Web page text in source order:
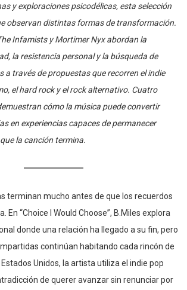
y exploraciones psicodélicas, esta selección
observan distintas formas de transformación.
Infamists y Mortimer Nyx abordan la
la resistencia personal y la búsqueda de
a través de propuestas que recorren el indie
el hard rock y el rock alternativo. Cuatro
cómo la música puede convertir
en experiencias capaces de permanecer
la canción termina.
terminan mucho antes de que los recuerdos
En “Choice I Would Choose”, B.Miles explora
donde una relación ha llegado a su fin, pero
continúan habitando cada rincón de
Unidos, la artista utiliza el indie pop
de querer avanzar sin renunciar por